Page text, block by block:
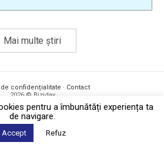
Mai multe știri
confidențialitate · Contact
2026 © Biziday
pentru a îmbunătăți experiența ta
de navigare.
Accept Refuz